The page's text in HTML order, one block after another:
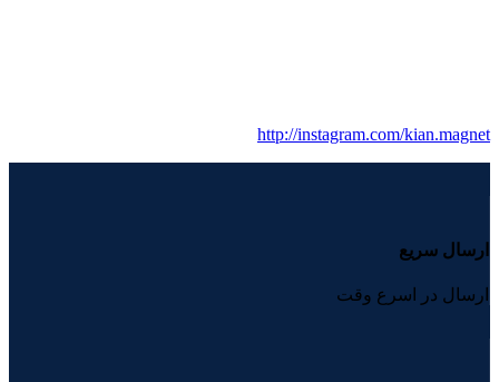
http://instagram.com/kian.magnet
ارسال سریع
ارسال در اسرع وقت